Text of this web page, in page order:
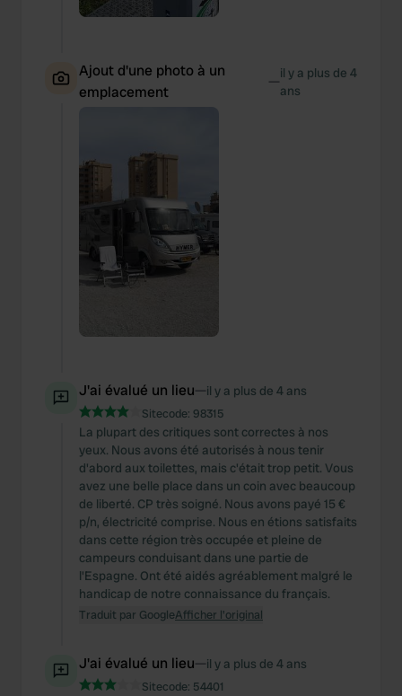
Ajout d'une photo à un
emplacement
—il y a plus de 4
ans
J'ai évalué un lieu—il y a plus de 4 ans
Sitecode: 98315
La plupart des critiques sont correctes à nos
yeux. Nous avons été autorisés à nous tenir
d'abord aux toilettes, mais c'était trop petit. Vous
avez une belle place dans un coin avec beaucoup
de liberté. CP très soigné. Nous avons payé 15 €
p/n, électricité comprise. Nous en étions satisfaits
dans cette région très occupée et pleine de
campeurs conduisant dans une partie de
l'Espagne. Ont été aidés agréablement malgré le
handicap de notre connaissance du français.
Traduit par GoogleAfficher l'original
J'ai évalué un lieu—il y a plus de 4 ans
Sitecode: 54401